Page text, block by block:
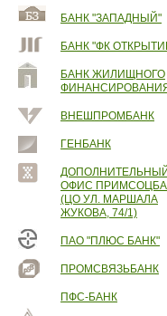
БАНК "ЗАПАДНЫЙ"
БАНК "ФК
БАНК ЖИЛИЩНОГО
ВНЕШПРОМБАНК
ГЕНБАНК
ДОПОЛНИТЕЛЬНЫЙ
ОФИС
(ЦО УЛ. МАРШАЛА
ЖУКОВА, 74/1)
ПАО "ПЛЮС БАНК"
ПРОМСВЯЗЬБАНК
ПФС-БАНК